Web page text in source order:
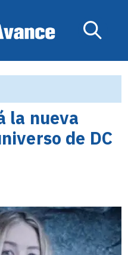
la nueva
de DC